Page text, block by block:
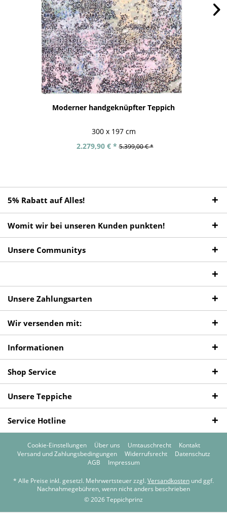
Moderner handgeknüpfter Teppich
300 x 197 cm
2.279,90 € * 5.399,00 € *
5% Rabatt auf Alles!
Womit wir bei unseren Kunden punkten!
Unsere Communitys
Unsere Zahlungsarten
Wir versenden mit:
Informationen
Shop Service
Unsere Teppiche
Service Hotline
Cookie-Einstellungen Über uns Umtauschrecht
Kontakt
Versand und Zahlungsbedingungen
Widerrufsrecht
Datenschutz
AGB
Impressum
* Alle Preise inkl. gesetzl. Mehrwertsteuer zzgl. Versandkosten und ggf.
Nachnahmegebühren, wenn nicht anders beschrieben
© 2026 Teppichprinz